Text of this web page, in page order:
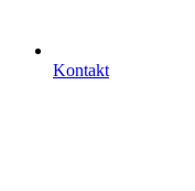
Kontakt